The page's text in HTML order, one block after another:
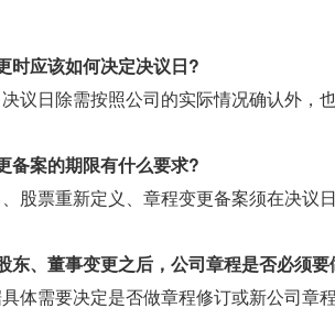
时应该如何决定决议日?
议日除需按照公司的实际情况确认外，
备案的期限有什么要求?
股票重新定义、章程变更备案须在决议
、董事变更之后，公司章程是否必须要
体需要决定是否做章程修订或新公司章